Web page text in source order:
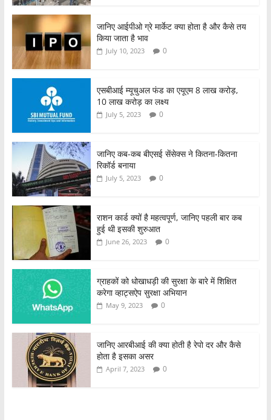
जानिए आईपीओ ग्रे मार्केट क्या होता है और कैसे तय
किया जाता है भाव
July 10, 2023 0
एसबीआई म्यूचुअल फंड का एयूएम 8 लाख करोड़,
10 लाख करोड़ का लक्ष्य
July 5, 2023 0
जानिए कब-कब बीएसई सेंसेक्स ने कितना-कितना
रिकॉर्ड बनाया
July 5, 2023 0
राशन कार्ड क्यों है महत्वपूर्ण, जानिए पहली बार कब
हुई थी इसकी शुरुआत
June 26, 2023 0
ग्राहकों को धोखाधड़ी की सुरक्षा के बारे में शिक्षित
करेगा व्हाट्सऐप सुरक्षा अभियान
May 9, 2023 0
जानिए आरबीआई की क्या होती है रेपो दर और कैसे
होता है इसका असर
April 7, 2023 0